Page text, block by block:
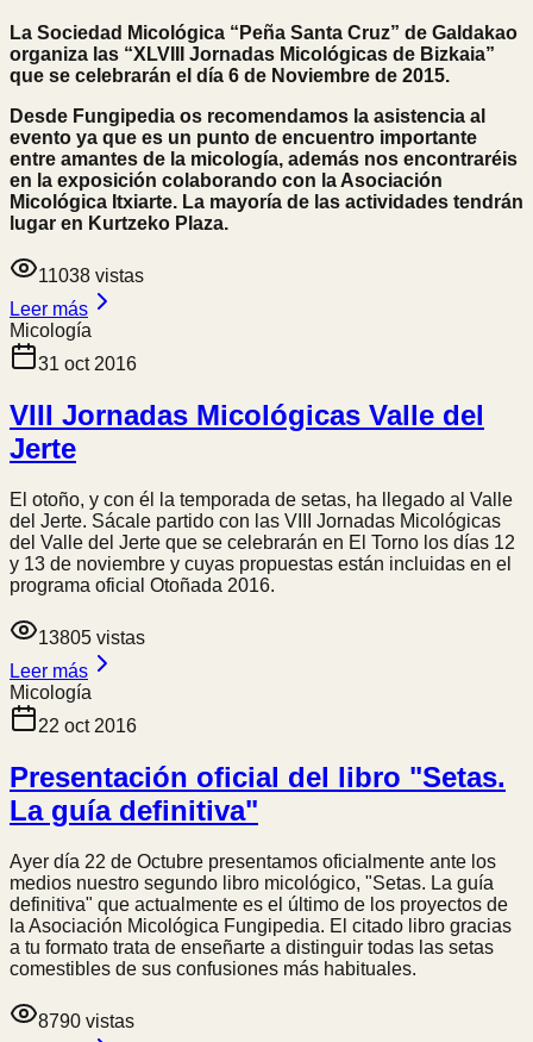
La Sociedad Micológica “Peña Santa Cruz” de Galdakao
organiza las “XLVIII Jornadas Micológicas de Bizkaia”
que se celebrarán el día 6 de Noviembre de 2015.
Desde Fungipedia os recomendamos la asistencia al
evento ya que es un punto de encuentro importante
entre amantes de la micología, además nos encontraréis
en la exposición colaborando con la Asociación
Micológica Itxiarte. La mayoría de las actividades tendrán
lugar en Kurtzeko Plaza.
11038 vistas
Leer más
Micología
31 oct 2016
VIII Jornadas Micológicas Valle del
Jerte
El otoño, y con él la temporada de setas, ha llegado al Valle
del Jerte. Sácale partido con las VIII Jornadas Micológicas
del Valle del Jerte que se celebrarán en El Torno los días 12
y 13 de noviembre y cuyas propuestas están incluidas en el
programa oficial Otoñada 2016.
13805 vistas
Leer más
Micología
22 oct 2016
Presentación oficial del libro "Setas.
La guía definitiva"
Ayer día 22 de Octubre presentamos oficialmente ante los
medios nuestro segundo libro micológico, "Setas. La guía
definitiva" que actualmente es el último de los proyectos de
la Asociación Micológica Fungipedia. El citado libro gracias
a tu formato trata de enseñarte a distinguir todas las setas
comestibles de sus confusiones más habituales.
8790 vistas